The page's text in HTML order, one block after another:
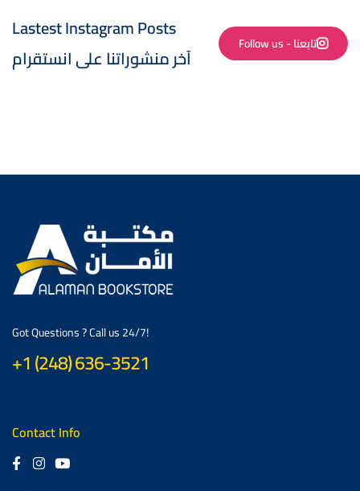
Lastest Instagram Posts
آخر منشوراتنا على انستقرام
Follow us - تابعنا
Got Questions ? Call us 24/7!
+1 (248) 636-3521
Contact Info